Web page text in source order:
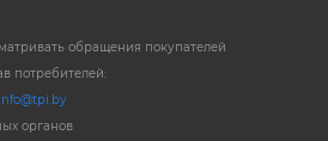
обращения покупателей
потребителей:
info@tpi.by
органов